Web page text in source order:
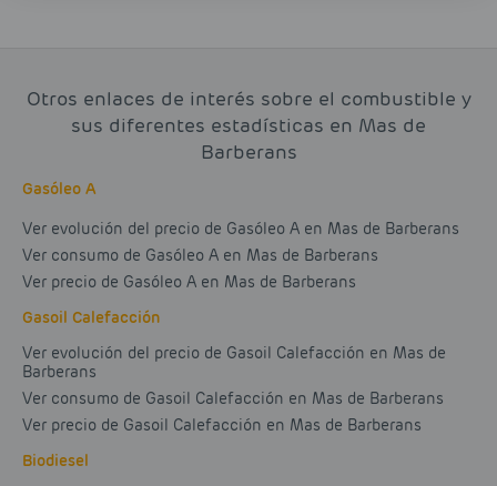
Otros enlaces de interés sobre el combustible y
sus diferentes estadísticas en Mas de
Barberans
Gasóleo A
Ver evolución del precio de Gasóleo A en Mas de Barberans
Ver consumo de Gasóleo A en Mas de Barberans
Ver precio de Gasóleo A en Mas de Barberans
Gasoil Calefacción
Ver evolución del precio de Gasoil Calefacción en Mas de
Barberans
Ver consumo de Gasoil Calefacción en Mas de Barberans
Ver precio de Gasoil Calefacción en Mas de Barberans
Biodiesel